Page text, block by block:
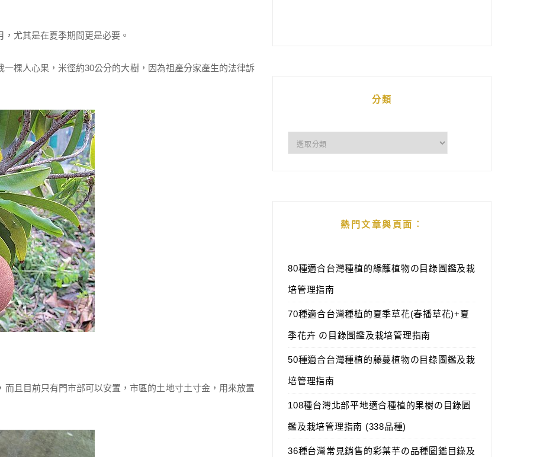
尤其是在夏季期間更是必要。
人心果，米徑約30公分的大樹，因為祖產分家產生的法律訴
目前只有門市部可以安置，市區的土地寸土寸金，用來放置
分類
熱門文章與頁面︰
80種適合台灣種植的綠籬植物の目錄圖鑑及栽
培管理指南
70種適合台灣種植的夏季草花(春播草花)+夏
季花卉 の目錄圖鑑及栽培管理指南
50種適合台灣種植的藤蔓植物の目錄圖鑑及栽
培管理指南
108種台灣北部平地適合種植的果樹の目錄圖
鑑及栽培管理指南 (338品種)
36種台灣常見銷售的彩葉芋の品種圖鑑目錄及